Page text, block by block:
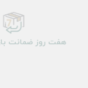
هفت روز ضمانت